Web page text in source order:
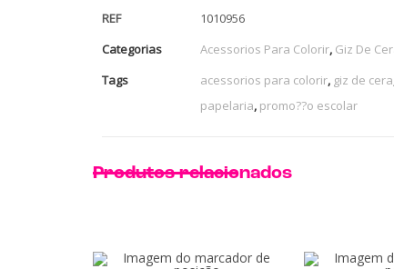
REF
1010956
Categorias
Acessorios Para Colorir, Giz De
Tags
acessorios para colorir, giz de cera
papelaria, promo??o escolar
Produtos relacionados